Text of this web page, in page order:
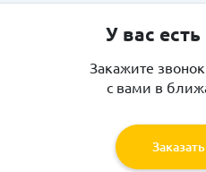
У вас
Закажите
с вами в